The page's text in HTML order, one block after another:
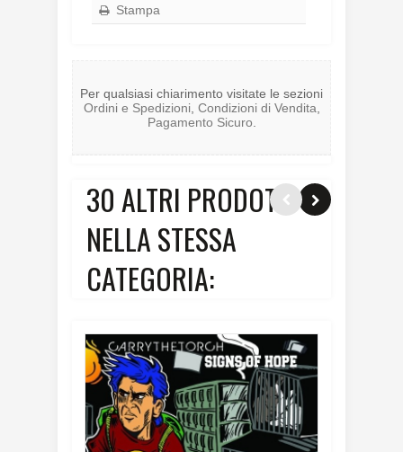
Stampa
Per qualsiasi chiarimento visitate le sezioni
Ordini e Spedizioni, Condizioni di Vendita,
Pagamento Sicuro.
30 ALTRI PRODOTTI
NELLA STESSA
CATEGORIA: